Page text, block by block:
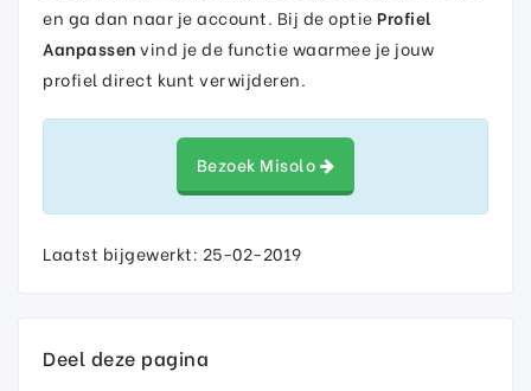
en ga dan naar je account. Bij de optieProfiel
Aanpassenvind je de functie waarmee je jouw
profiel direct kunt verwijderen.
Bezoek Misolo
Laatst bijgewerkt: 25-02-2019
Deel deze pagina